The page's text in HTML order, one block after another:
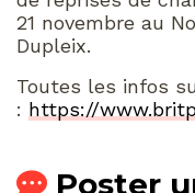
21 novembre au
Dupleix.
Toutes les infos
: https://
Poster